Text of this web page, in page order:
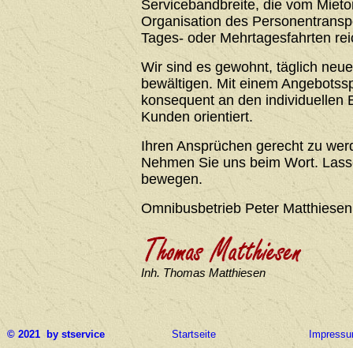
Servicebandbreite, die vom
Organisation des
Tages- oder Mehrtagesfahrten
Wir sind es gewohnt, täglich
bewältigen. Mit einem
konsequent an den individuellen
Kunden orientiert.
Ihren Ansprüchen gerecht zu
Nehmen Sie uns beim Wort.
bewegen.
Omnibusbetrieb Peter Matthiesen
Inh. Thomas Matthiesen
© 2021 by stservice Startseite